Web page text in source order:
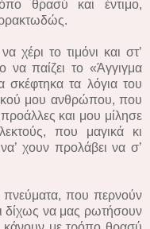
θρασύ και έντιμο,
χέρι το τιμόνι και στ’
παίζει το «Άγγιγμα
σκέφτηκα τα λόγια του
μου ανθρώπου, που
και μου μίλησε
που μαγικά κι
χουν προλάβει να σ’
πνεύματα, που περνούν
δίχως να μας ρωτήσουν